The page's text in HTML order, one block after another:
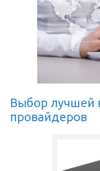
Выбор лучшей
провайдеров